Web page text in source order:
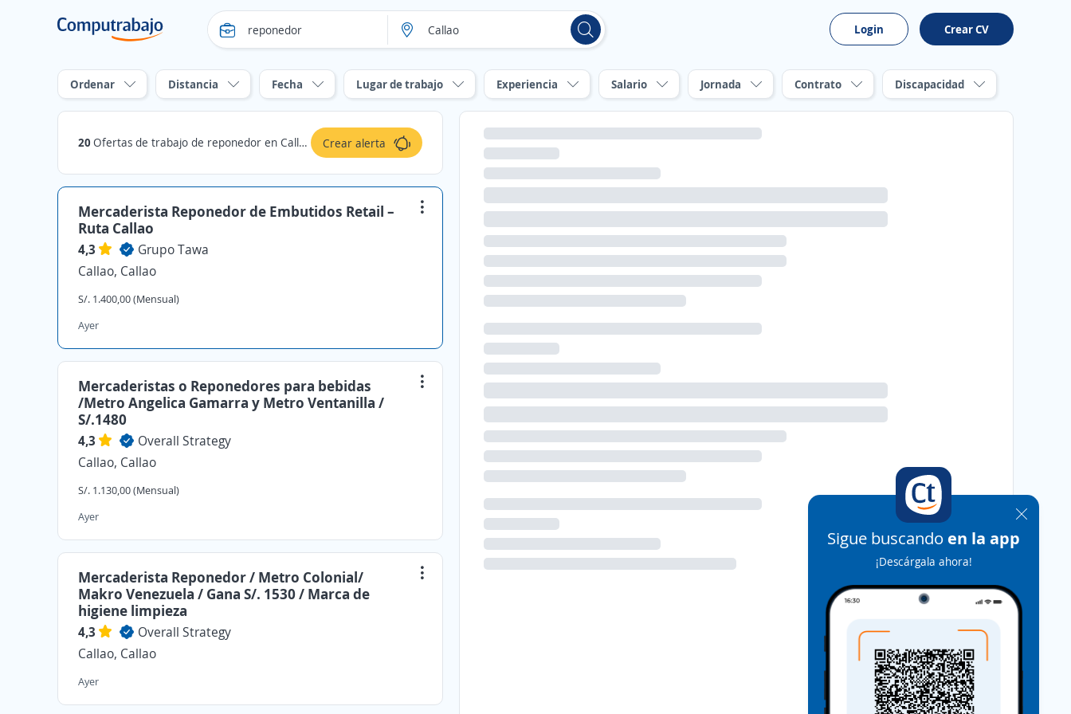
Login Crear CV
Ordenar Distancia Fecha Lugar de trabajo Experiencia Salario Jornada Contrato Discapacidad
20 Ofertas de trabajo de reponedor en Callao, Callao Crear alerta
Mercaderista Reponedor de Embutidos Retail –
Ruta Callao
4,3
Grupo Tawa
Callao, Callao
S/. 1.400,00 (Mensual)
Ayer
Mercaderistas o Reponedores para bebidas
/Metro Angelica Gamarra y Metro Ventanilla /
S/.1480
4,3
Overall Strategy
Callao, Callao
S/. 1.130,00 (Mensual)
Ayer
Mercaderista Reponedor / Metro Colonial/
Makro Venezuela / Gana S/. 1530 / Marca de
higiene limpieza
4,3
Overall Strategy
Callao, Callao
Ayer
Sigue buscando en la app
¡Descárgala ahora!